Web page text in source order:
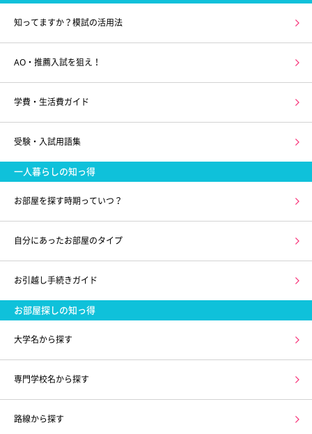
知ってますか？模試の活用法
AO・推薦入試を狙え！
学費・生活費ガイド
受験・入試用語集
一人暮らしの知っ得
お部屋を探す時期っていつ？
自分にあったお部屋のタイプ
お引越し手続きガイド
お部屋探しの知っ得
大学名から探す
専門学校名から探す
路線から探す